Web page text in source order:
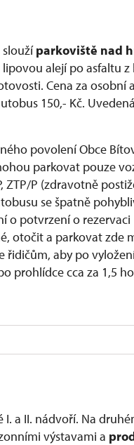
sloužíparkoviště nad
alejí po asfaltu z
Cena za osobní
150,- Kč.
povolení Obce
parkovat pouze
ZTP/P (zdravotně
se špatně
o potvrzení o rezervaci
otočit a parkovat zde
řidičům, aby po
prohlídce cca za 1,5
a II. nádvoří. Na
výstavami a